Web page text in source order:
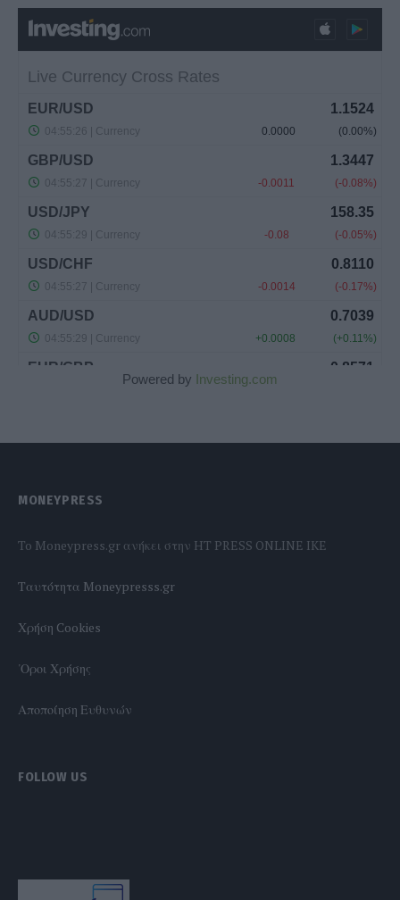
Powered by Investing.com
MONEYPRESS
To Moneypress.gr ανήκει στην HT PRESS ONLINE IKE
Tαυτότητα Moneypresss.gr
Χρήση Cookies
'Οροι Χρήσης
Αποποίηση Ευθυνών
FOLLOW US